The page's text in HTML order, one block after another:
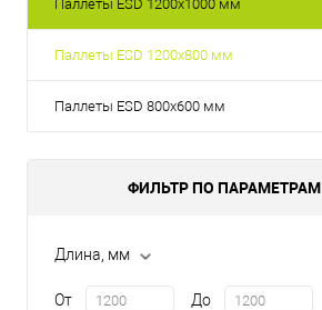
Паллеты ESD 1200х1000 мм
Паллеты ESD 1200х800 мм
Паллеты ESD 800х600 мм
ФИЛЬТР ПО ПАРАМЕТРАМ
Длина, мм
От До